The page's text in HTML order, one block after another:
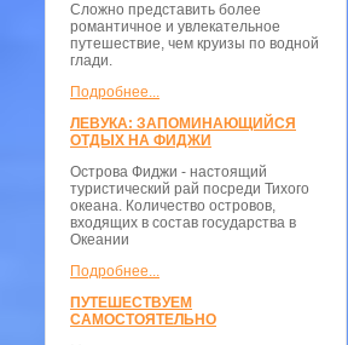
Сложно представить более
романтичное и увлекательное
путешествие, чем круизы по водной
глади.
Подробнее...
ЛЕВУКА: ЗАПОМИНАЮЩИЙСЯ
ОТДЫХ НА ФИДЖИ
Острова Фиджи - настоящий
туристический рай посреди Тихого
океана. Количество островов,
входящих в состав государства в
Океании
Подробнее...
ПУТЕШЕСТВУЕМ
САМОСТОЯТЕЛЬНО